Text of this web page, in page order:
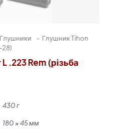
Глушники - Глушник Tihon
28)
.223 Rem (різьба
430 г
180 × 45 мм